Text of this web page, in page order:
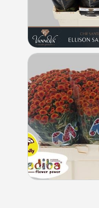
U moet